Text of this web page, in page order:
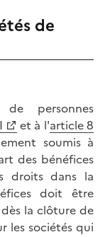
de
personnes
et à l'article 8
soumis à
des bénéfices
droits dans la
doit être
la clôture de
les sociétés qui